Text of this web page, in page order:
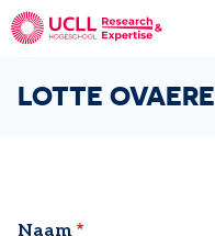
LOTTE OVAERE
Naam